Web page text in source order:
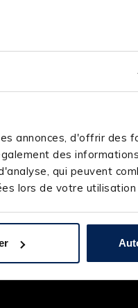
annonces, d'offrir des
des
qui peuvent
lors de votre